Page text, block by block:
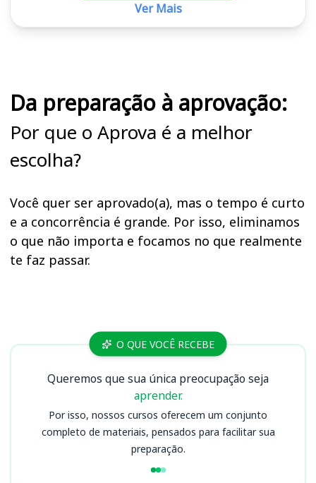
Ver Mais
Da preparação à aprovação:
Por que o Aprova é a melhor
escolha?
Você quer ser aprovado(a), mas o tempo é curto
e a concorrência é grande. Por isso, eliminamos
o que não importa e focamos no que realmente
te faz passar.
Cursos O QUE VOCÊ RECEBE
Queremos que sua única preocupação seja
aprender.
Por isso, nossos cursos oferecem um conjunto
completo de materiais, pensados para facilitar sua
preparação.